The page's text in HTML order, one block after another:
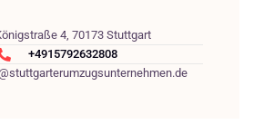
4, 70173 Stuttgart
+4915792632808